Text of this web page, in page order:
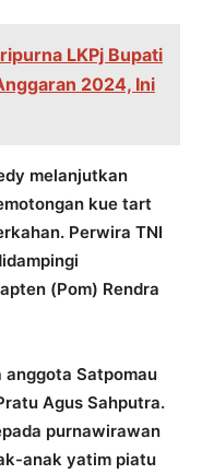
LKPj Bupati
2024, Ini
melanjutkan
kue tart
Perwira TNI
(Pom) Rendra
anggota Satpomau
Agus Sahputra.
purnawirawan
anak yatim piatu